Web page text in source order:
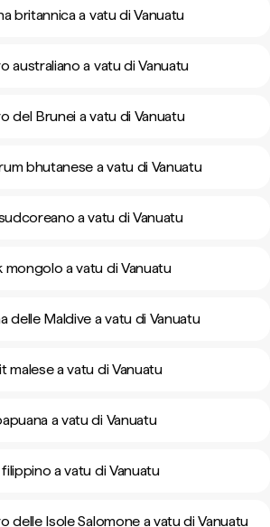
britannica a vatu di Vanuatu
australiano a vatu di Vanuatu
del Brunei a vatu di Vanuatu
bhutanese a vatu di Vanuatu
a vatu di Vanuatu
mongolo a vatu di Vanuatu
delle Maldive a vatu di Vanuatu
malese a vatu di Vanuatu
a vatu di Vanuatu
a vatu di Vanuatu
delle Isole Salomone a vatu di Vanuatu